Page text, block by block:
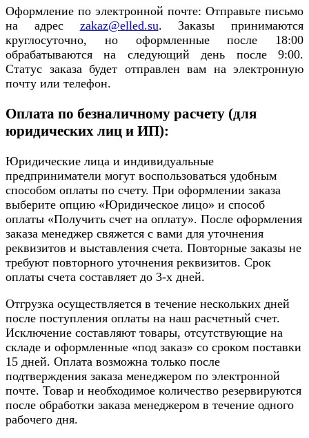
Оформление по электронной почте: Отправьте письмо
на адрес zakaz@elled.su. Заказы принимаются
круглосуточно, но оформленные после 18:00
обрабатываются на следующий день после 9:00.
Статус заказа будет отправлен вам на электронную
почту или телефон.
Оплата по безналичному расчету (для
юридических лиц и ИП):
Юридические лица и индивидуальные
предприниматели могут воспользоваться удобным
способом оплаты по счету. При оформлении заказа
выберите опцию «Юридическое лицо» и способ
оплаты «Получить счет на оплату». После оформления
заказа менеджер свяжется с вами для уточнения
реквизитов и выставления счета. Повторные заказы не
требуют повторного уточнения реквизитов. Срок
оплаты счета составляет до 3-х дней.
Отгрузка осуществляется в течение нескольких дней
после поступления оплаты на наш расчетный счет.
Исключение составляют товары, отсутствующие на
складе и оформленные «под заказ» со сроком поставки
15 дней. Оплата возможна только после
подтверждения заказа менеджером по электронной
почте. Товар и необходимое количество резервируются
после обработки заказа менеджером в течение одного
рабочего дня.